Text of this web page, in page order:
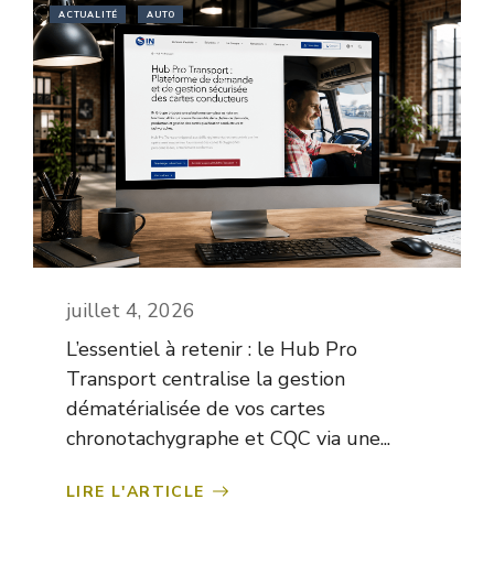
ACTUALITÉ AUTO
juillet 4, 2026
L’essentiel à retenir : le Hub Pro
Transport centralise la gestion
dématérialisée de vos cartes
chronotachygraphe et CQC via une...
LIRE L'ARTICLE